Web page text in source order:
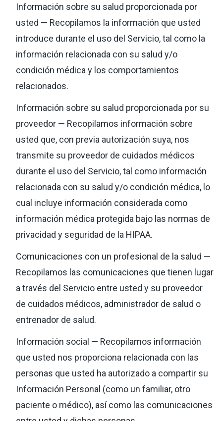
Información sobre su salud proporcionada por
usted — Recopilamos la información que usted
introduce durante el uso del Servicio, tal como la
información relacionada con su salud y/o
condición médica y los comportamientos
relacionados.
Información sobre su salud proporcionada por su
proveedor — Recopilamos información sobre
usted que, con previa autorización suya, nos
transmite su proveedor de cuidados médicos
durante el uso del Servicio, tal como información
relacionada con su salud y/o condición médica, lo
cual incluye información considerada como
información médica protegida bajo las normas de
privacidad y seguridad de la HIPAA.
Comunicaciones con un profesional de la salud —
Recopilamos las comunicaciones que tienen lugar
a través del Servicio entre usted y su proveedor
de cuidados médicos, administrador de salud o
entrenador de salud.
Información social — Recopilamos información
que usted nos proporciona relacionada con las
personas que usted ha autorizado a compartir su
Información Personal (como un familiar, otro
paciente o médico), así como las comunicaciones